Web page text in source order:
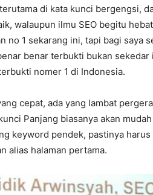
di kata kunci bergengsi,
walaupun ilmu SEO begitu
no 1 sekarang ini, tapi bagi saya
benar terbukti bukan sekedar
nomer 1 di Indonesia.
cepat, ada yang lambat
Panjang biasanya akan
keyword pendek, pastinya
alias halaman pertama.